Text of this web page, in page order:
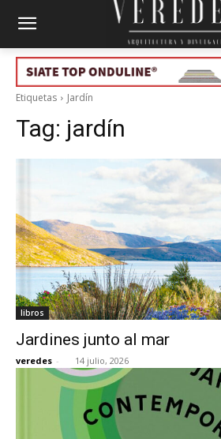
Etiquetas Jardín
Tag: jardín
libros
Jardines junto al mar
veredes - 14 julio, 2026